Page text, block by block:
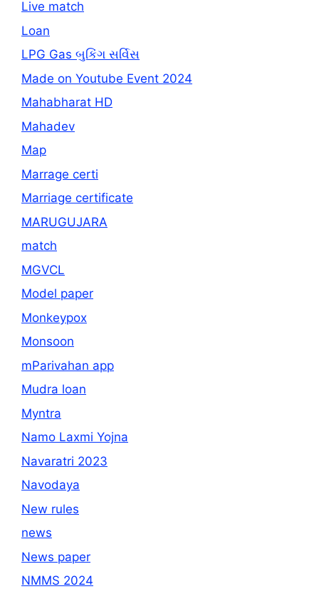
Live match
Loan
LPG Gas બુકિંગ સર્વિસ
Made on Youtube Event 2024
Mahabharat HD
Mahadev
Map
Marrage certi
Marriage certificate
MARUGUJARA
match
MGVCL
Model paper
Monkeypox
Monsoon
mParivahan app
Mudra loan
Myntra
Namo Laxmi Yojna
Navaratri 2023
Navodaya
New rules
news
News paper
NMMS 2024